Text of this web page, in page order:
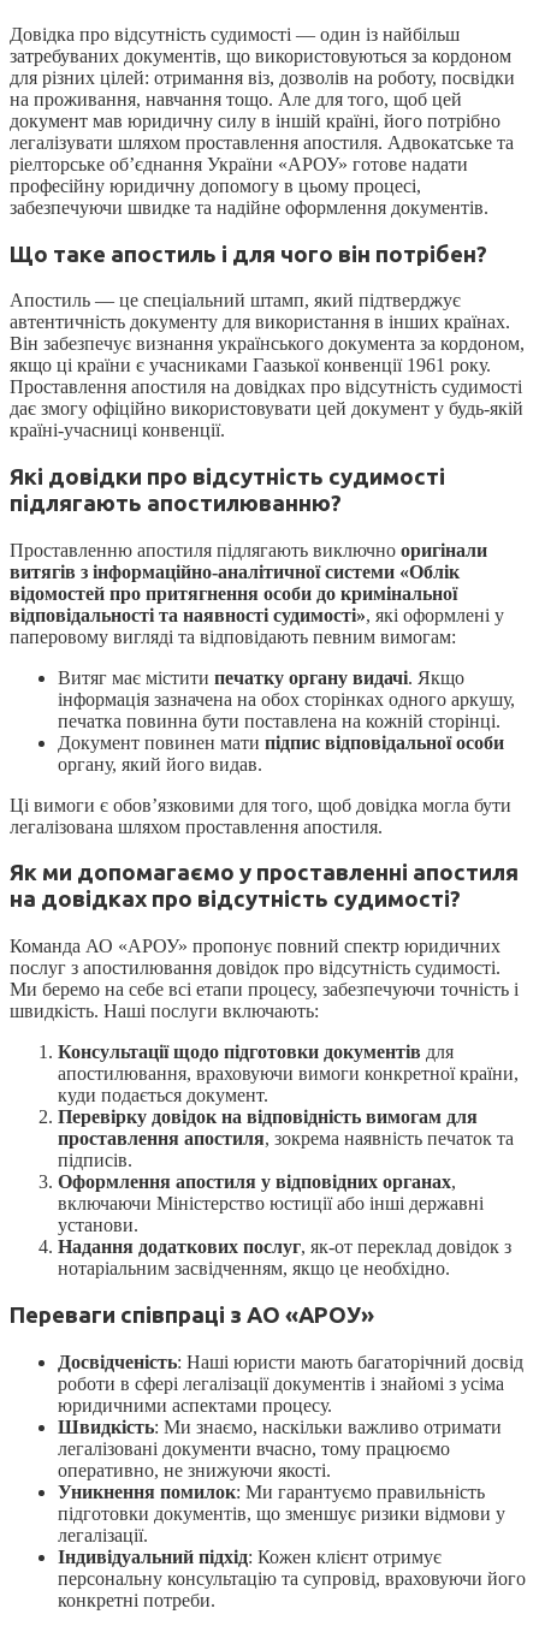
Довідка про відсутність судимості — один із найбільш
затребуваних документів, що використовуються за кордоном
для різних цілей: отримання віз, дозволів на роботу, посвідки
на проживання, навчання тощо. Але для того, щоб цей
документ мав юридичну силу в іншій країні, його потрібно
легалізувати шляхом проставлення апостиля. Адвокатське та
ріелторське об’єднання України «АРОУ» готове надати
професійну юридичну допомогу в цьому процесі,
забезпечуючи швидке та надійне оформлення документів.
Що таке апостиль і для чого він потрібен?
Апостиль — це спеціальний штамп, який підтверджує
автентичність документу для використання в інших країнах.
Він забезпечує визнання українського документа за кордоном,
якщо ці країни є учасниками Гаазької конвенції 1961 року.
Проставлення апостиля на довідках про відсутність судимості
дає змогу офіційно використовувати цей документ у будь-якій
країні-учасниці конвенції.
Які довідки про відсутність судимості
підлягають апостилюванню?
Проставленню апостиля підлягають виключно оригінали
витягів з інформаційно-аналітичної системи «Облік
відомостей про притягнення особи до кримінальної
відповідальності та наявності судимості», які оформлені у
паперовому вигляді та відповідають певним вимогам:
Витяг має містити печатку органу видачі. Якщо
інформація зазначена на обох сторінках одного аркушу,
печатка повинна бути поставлена на кожній сторінці.
Документ повинен мати підпис відповідальної особи
органу, який його видав.
Ці вимоги є обов’язковими для того, щоб довідка могла бути
легалізована шляхом проставлення апостиля.
Як ми допомагаємо у проставленні апостиля
на довідках про відсутність судимості?
Команда АО «АРОУ» пропонує повний спектр юридичних
послуг з апостилювання довідок про відсутність судимості.
Ми беремо на себе всі етапи процесу, забезпечуючи точність і
швидкість. Наші послуги включають:
Консультації щодо підготовки документів для
апостилювання, враховуючи вимоги конкретної країни,
куди подається документ.
Перевірку довідок на відповідність вимогам для
проставлення апостиля, зокрема наявність печаток та
підписів.
Оформлення апостиля у відповідних органах,
включаючи Міністерство юстиції або інші державні
установи.
Надання додаткових послуг, як-от переклад довідок з
нотаріальним засвідченням, якщо це необхідно.
Переваги співпраці з АО «АРОУ»
Досвідченість: Наші юристи мають багаторічний досвід
роботи в сфері легалізації документів і знайомі з усіма
юридичними аспектами процесу.
Швидкість: Ми знаємо, наскільки важливо отримати
легалізовані документи вчасно, тому працюємо
оперативно, не знижуючи якості.
Уникнення помилок: Ми гарантуємо правильність
підготовки документів, що зменшує ризики відмови у
легалізації.
Індивідуальний підхід: Кожен клієнт отримує
персональну консультацію та супровід, враховуючи його
конкретні потреби.